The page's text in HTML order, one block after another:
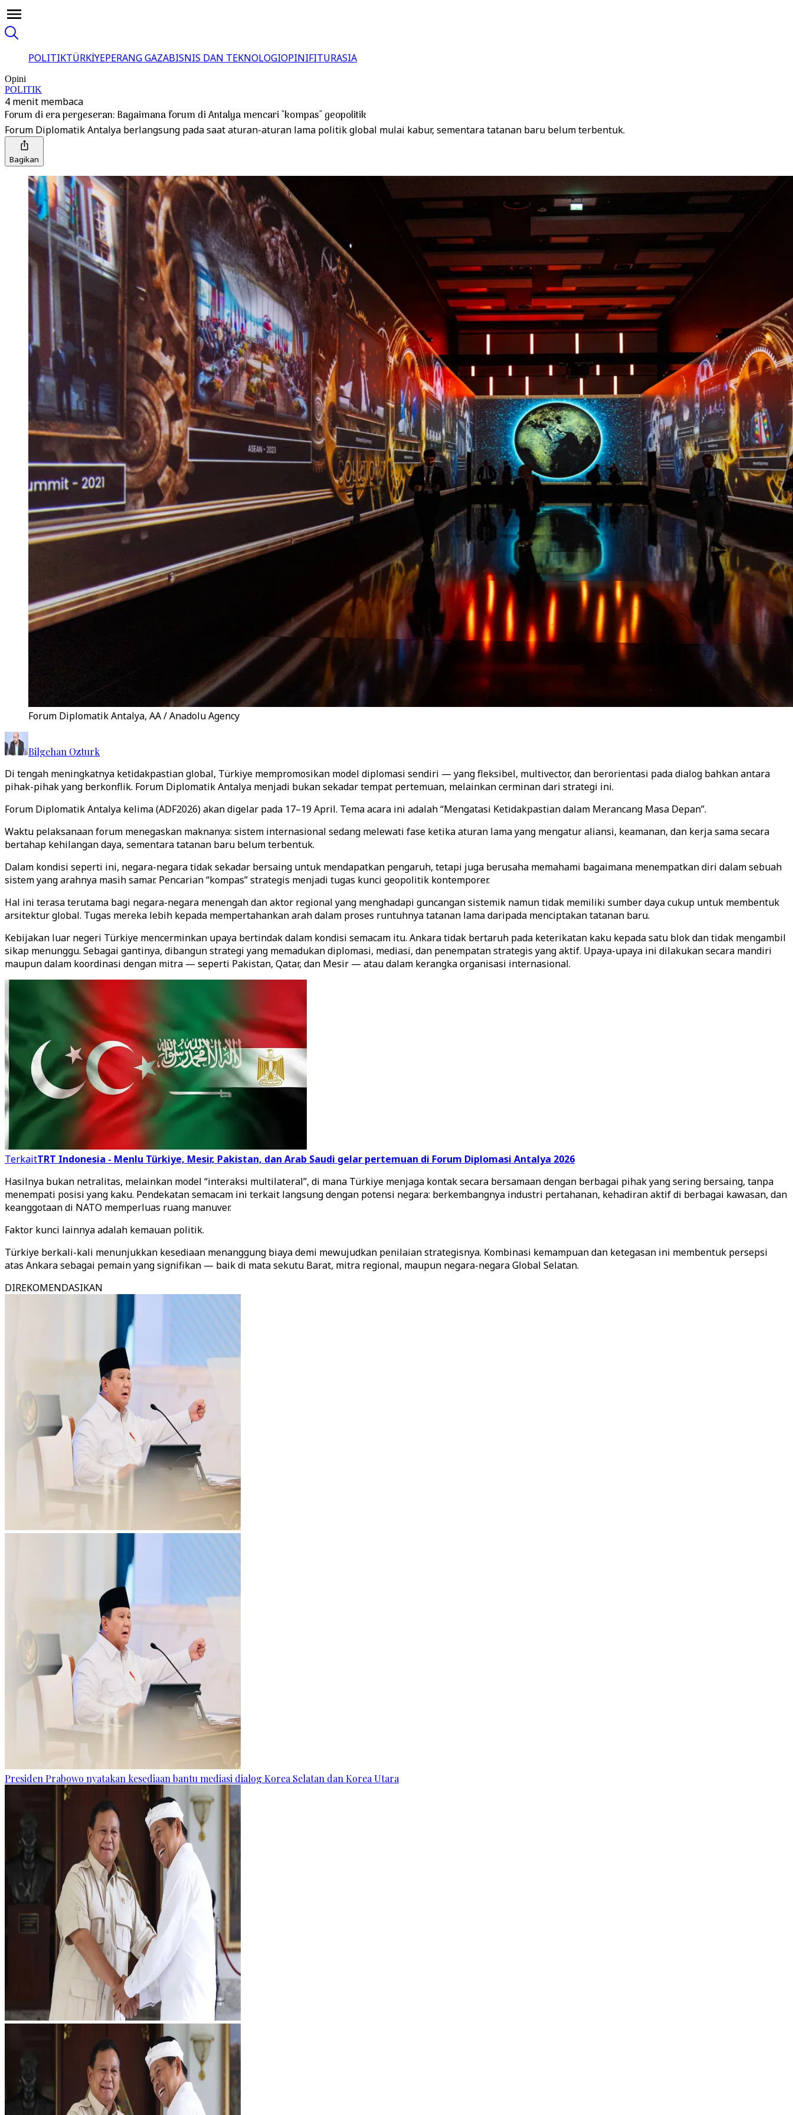
POLITIKTÜRKİYEPERANG GAZABISNIS DAN TEKNOLOGIOPINIFITURASIA
Opini
POLITIK
4 menit membaca
Forum di era pergeseran: Bagaimana forum di Antalya mencari "kompas" geopolitik
Forum Diplomatik Antalya berlangsung pada saat aturan-aturan lama politik global mulai kabur, sementara tatanan baru belum terbentuk.
Bagikan
Forum Diplomatik Antalya, AA / Anadolu Agency
Bilgehan Ozturk
Di tengah meningkatnya ketidakpastian global, Türkiye mempromosikan model diplomasi sendiri — yang fleksibel, multivector, dan berorientasi pada dialog bahkan antara
pihak-pihak yang berkonflik. Forum Diplomatik Antalya menjadi bukan sekadar tempat pertemuan, melainkan cerminan dari strategi ini.
Forum Diplomatik Antalya kelima (ADF2026) akan digelar pada 17–19 April. Tema acara ini adalah “Mengatasi Ketidakpastian dalam Merancang Masa Depan”.
Waktu pelaksanaan forum menegaskan maknanya: sistem internasional sedang melewati fase ketika aturan lama yang mengatur aliansi, keamanan, dan kerja sama secara
bertahap kehilangan daya, sementara tatanan baru belum terbentuk.
Dalam kondisi seperti ini, negara-negara tidak sekadar bersaing untuk mendapatkan pengaruh, tetapi juga berusaha memahami bagaimana menempatkan diri dalam sebuah
sistem yang arahnya masih samar. Pencarian “kompas” strategis menjadi tugas kunci geopolitik kontemporer.
Hal ini terasa terutama bagi negara-negara menengah dan aktor regional yang menghadapi guncangan sistemik namun tidak memiliki sumber daya cukup untuk membentuk
arsitektur global. Tugas mereka lebih kepada mempertahankan arah dalam proses runtuhnya tatanan lama daripada menciptakan tatanan baru.
Kebijakan luar negeri Türkiye mencerminkan upaya bertindak dalam kondisi semacam itu. Ankara tidak bertaruh pada keterikatan kaku kepada satu blok dan tidak mengambil
sikap menunggu. Sebagai gantinya, dibangun strategi yang memadukan diplomasi, mediasi, dan penempatan strategis yang aktif. Upaya-upaya ini dilakukan secara mandiri
maupun dalam koordinasi dengan mitra — seperti Pakistan, Qatar, dan Mesir — atau dalam kerangka organisasi internasional.
TerkaitTRT Indonesia - Menlu Türkiye, Mesir, Pakistan, dan Arab Saudi gelar pertemuan di Forum Diplomasi Antalya 2026
Hasilnya bukan netralitas, melainkan model “interaksi multilateral”, di mana Türkiye menjaga kontak secara bersamaan dengan berbagai pihak yang sering bersaing, tanpa
menempati posisi yang kaku. Pendekatan semacam ini terkait langsung dengan potensi negara: berkembangnya industri pertahanan, kehadiran aktif di berbagai kawasan, dan
keanggotaan di NATO memperluas ruang manuver.
Faktor kunci lainnya adalah kemauan politik.
Türkiye berkali-kali menunjukkan kesediaan menanggung biaya demi mewujudkan penilaian strategisnya. Kombinasi kemampuan dan ketegasan ini membentuk persepsi
atas Ankara sebagai pemain yang signifikan — baik di mata sekutu Barat, mitra regional, maupun negara-negara Global Selatan.
DIREKOMENDASIKAN
Presiden Prabowo nyatakan kesediaan bantu mediasi dialog Korea Selatan dan Korea Utara